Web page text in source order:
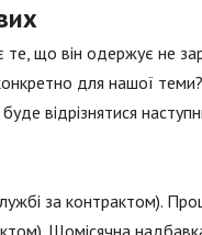
те, що він одержує не
для нашої
відрізнятися
за контрактом).
Щомісячна